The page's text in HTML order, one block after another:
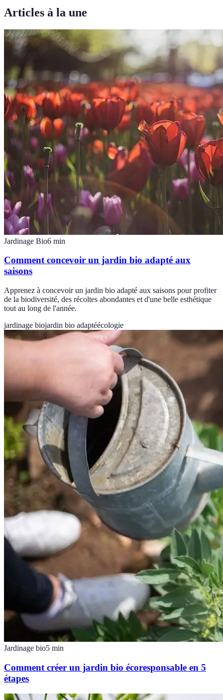
Articles à la une
Jardinage Bio6 min
Comment concevoir un jardin bio adapté aux
saisons
Apprenez à concevoir un jardin bio adapté aux saisons pour profiter
de la biodiversité, des récoltes abondantes et d'une belle esthétique
tout au long de l'année.
jardinage biojardin bio adaptéécologie
Jardinage bio5 min
Comment créer un jardin bio écoresponsable en 5
étapes